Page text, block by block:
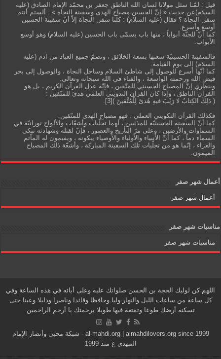
قيل : لمّـا سئل مولانا لسان الله الناطق جعفر بن محمّد الإمام الصادق (عليه
السلام)عن حديث « إنّ الحسين مصباح الهدى وسفينة النجاة » : ألستم أنتم
سفن النجاة ؟ فقال (عليه السلام) : كلّنا سفن النجاة إلاّ أنّ سفينة الحسين
أوسع وأسرع.
كما أنّ للجنّة أبواباً ، منها باب يسمّى باب الحسين (عليه السلام) وهو أوسع
الأبواب.
فالسفينة الحسينيّة سعتها بسعة الخلائق ، وتضمّ جميع العباد من آدم (عليه
السلام) إلى يوم القيامة.
كما أنّها أسرع للوصول إلى شاطئ السلام وساحل النجاة ، والوصول إلى بحر
فيض الله ورحمته الواسعة ، والفناء في الله سبحانه وتعالى.
وبنظري إنّ المصباح الحسيني للمتّقين ، فإنّه عدل القرآن الكريم ، بل هو
القرآن الناطق ، وإذا كان القرآن التدويني العلمي هدىً للمتّقين :
( ذلِكَ الكِتابُ لا رَيْبَ فيهِ هُدىً لِلْمُتَّقينَ )[3].
فكذلك القرآن التكويني العملي ، فهو مصباح الهدى للمتّقين.
كما أنّ السفينة الحسينيّة للمذنبين ، لهما تجلّيات وأشعّات والألواح نورانيّة في
السماوات والأرضين ، وعلى مرّ التأريخ والعصور ، فإنّ لقتله وشهادته تبكي
السماء دماً ، كما أنّ الأنبياء والأولياء والأوصياء يبكونه ، ويقيمون له المآتم
والعزاء ، إنّما هو من تجلّيات تلك السفينة المباركة ، وأشعّة ذلك المصباح
الميمون.
أعمال شهر صفر
أعمال شهر صفر
مناسبات شهر صفر
مناسبات شهر صفر
اللهم كن لوليك الحجة بن الحسن صلواتك عليه وعلى أبائه في هذه الساعة وفي
كل ساعة من ساعات الليل والنهار وليا وحافظا وقائدا وناصرا ودليلا وعينا حتى
تسكنه أرضك طوعا وتمتعه فيها طويلا برحمتك يا أرحم الراحمين
al-mahdi.org | almahdilovers.org since 1999 - شبكة محبي وأنصار الإمام
المهدي ع منذ 1999